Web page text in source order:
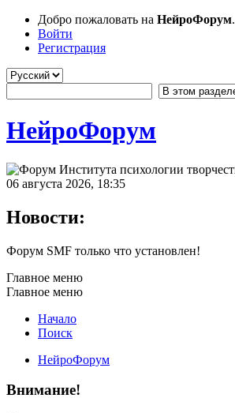
Добро пожаловать на НейроФорум.
Войти
Регистрация
НейроФорум
06 августа 2026, 18:35
Новости:
Форум SMF только что установлен!
Главное меню
Главное меню
Начало
Поиск
НейроФорум
Внимание!